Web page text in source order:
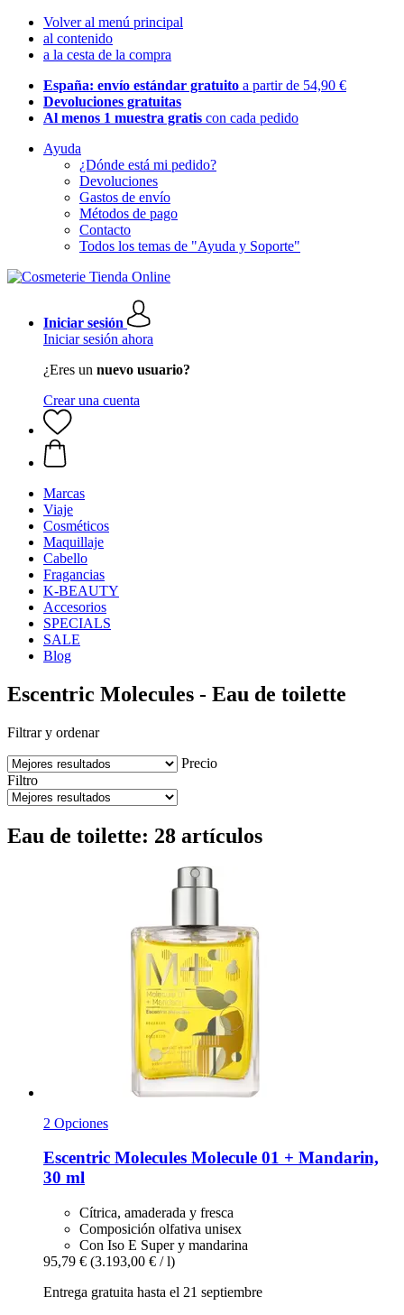
Volver al menú principal
al contenido
a la cesta de la compra
España: envío estándar gratuito a partir de 54,90 €
Devoluciones gratuitas
Al menos 1 muestra gratis con cada pedido
Ayuda
¿Dónde está mi pedido?
Devoluciones
Gastos de envío
Métodos de pago
Contacto
Todos los temas de "Ayuda y Soporte"
Iniciar sesión
Iniciar sesión ahora
¿Eres un nuevo usuario?
Crear una cuenta
Marcas
Viaje
Cosméticos
Maquillaje
Cabello
Fragancias
K-BEAUTY
Accesorios
SPECIALS
SALE
Blog
Escentric Molecules - Eau de toilette
Filtrar y ordenar
Precio
Filtro
Eau de toilette: 28 artículos
2 Opciones
Escentric Molecules Molecule 01 + Mandarin,
30 ml
Cítrica, amaderada y fresca
Composición olfativa unisex
Con Iso E Super y mandarina
95,79 € (3.193,00 € / l)
Entrega gratuita hasta el 21 septiembre